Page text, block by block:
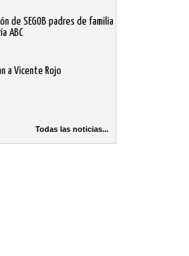
de SEGOB padres de familia
ABC
a Vicente Rojo
Todas las noticias...